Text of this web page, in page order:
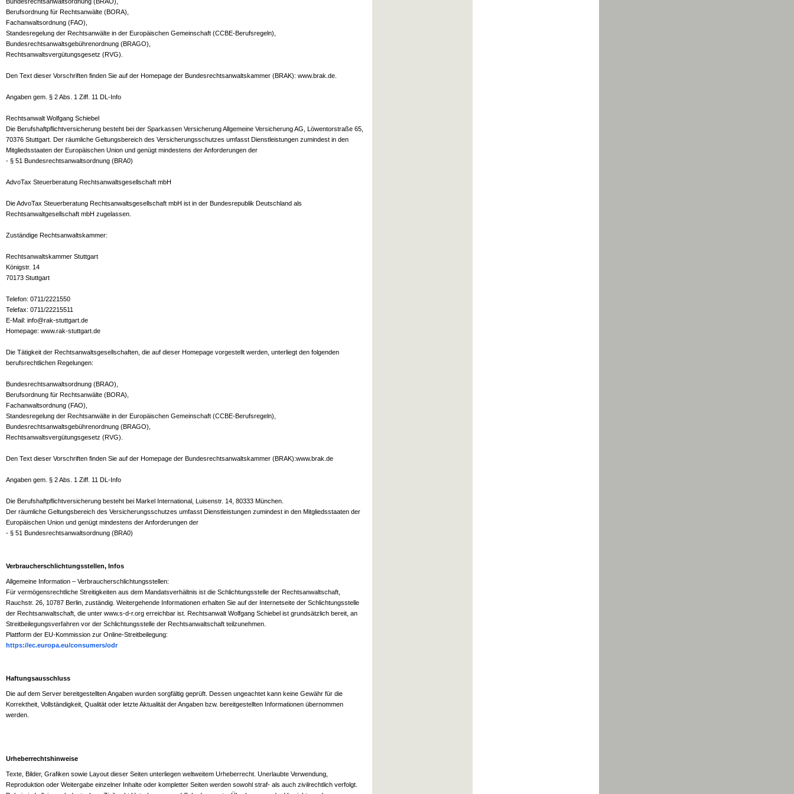
Berufsordnung für Rechtsanwälte (BORA),
Fachanwaltsordnung (FAO),
Standesregelung der Rechtsanwälte in der Europäischen Gemeinschaft (CCBE-Berufsregeln),
Bundesrechtsanwaltsgebührenordnung (BRAGO),
Rechtsanwaltsvergütungsgesetz (RVG).
Den Text dieser Vorschriften finden Sie auf der Homepage der Bundesrechtsanwaltskammer (BRAK): www.brak.de.
Angaben gem. § 2 Abs. 1 Ziff. 11 DL-Info
Rechtsanwalt Wolfgang Schiebel
Die Berufshaftpflichtversicherung besteht bei der Sparkassen Versicherung Allgemeine Versicherung AG, Löwentorstraße 65,
70376 Stuttgart. Der räumliche Geltungsbereich des Versicherungsschutzes umfasst Dienstleistungen zumindest in den
Mitgliedsstaaten der Europäischen Union und genügt mindestens der Anforderungen der
- § 51 Bundesrechtsanwaltsordnung (BRA0)
AdvoTax Steuerberatung Rechtsanwaltsgesellschaft mbH
Die AdvoTax Steuerberatung Rechtsanwaltsgesellschaft mbH ist in der Bundesrepublik Deutschland als
Rechtsanwaltgesellschaft mbH zugelassen.
Zuständige Rechtsanwaltskammer:
Rechtsanwaltskammer Stuttgart
Königstr. 14
70173 Stuttgart
Telefon: 0711/2221550
Telefax: 0711/22215511
E-Mail: info@rak-stuttgart.de
Homepage: www.rak-stuttgart.de
Die Tätigkeit der Rechtsanwaltsgesellschaften, die auf dieser Homepage vorgestellt werden, unterliegt den folgenden
berufsrechtlichen Regelungen:
Bundesrechtsanwaltsordnung (BRAO),
Berufsordnung für Rechtsanwälte (BORA),
Fachanwaltsordnung (FAO),
Standesregelung der Rechtsanwälte in der Europäischen Gemeinschaft (CCBE-Berufsregeln),
Bundesrechtsanwaltsgebührenordnung (BRAGO),
Rechtsanwaltsvergütungsgesetz (RVG).
Den Text dieser Vorschriften finden Sie auf der Homepage der Bundesrechtsanwaltskammer (BRAK):www.brak.de
Angaben gem. § 2 Abs. 1 Ziff. 11 DL-Info
Die Berufshaftpflichtversicherung besteht bei Markel International, Luisenstr. 14, 80333 München.
Der räumliche Geltungsbereich des Versicherungsschutzes umfasst Dienstleistungen zumindest in den Mitgliedsstaaten der
Europäischen Union und genügt mindestens der Anforderungen der
- § 51 Bundesrechtsanwaltsordnung (BRA0)
Verbraucherschlichtungsstellen, Infos
Allgemeine Information – Verbraucherschlichtungsstellen:
Für vermögensrechtliche Streitigkeiten aus dem Mandatsverhältnis ist die Schlichtungsstelle der Rechtsanwaltschaft,
Rauchstr. 26, 10787 Berlin, zuständig. Weitergehende Informationen erhalten Sie auf der Internetseite der Schlichtungsstelle
der Rechtsanwaltschaft, die unter www.s-d-r.org erreichbar ist. Rechtsanwalt Wolfgang Schiebel ist grundsätzlich bereit, an
Streitbeilegungsverfahren vor der Schlichtungsstelle der Rechtsanwaltschaft teilzunehmen.
Plattform der EU-Kommission zur Online-Streitbeilegung:
https://ec.europa.eu/consumers/odr
Haftungsausschluss
Die auf dem Server bereitgestellten Angaben wurden sorgfältig geprüft. Dessen ungeachtet kann keine Gewähr für die
Korrektheit, Vollständigkeit, Qualität oder letzte Aktualität der Angaben bzw. bereitgestellten Informationen übernommen
werden.
Urheberrechtshinweise
Texte, Bilder, Grafiken sowie Layout dieser Seiten unterliegen weltweitem Urheberrecht. Unerlaubte Verwendung,
Reproduktion oder Weitergabe einzelner Inhalte oder kompletter Seiten werden sowohl straf- als auch zivilrechtlich verfolgt.